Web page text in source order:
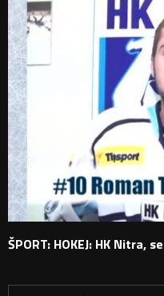
ŠPORT: HOKEJ: HK Nitra,